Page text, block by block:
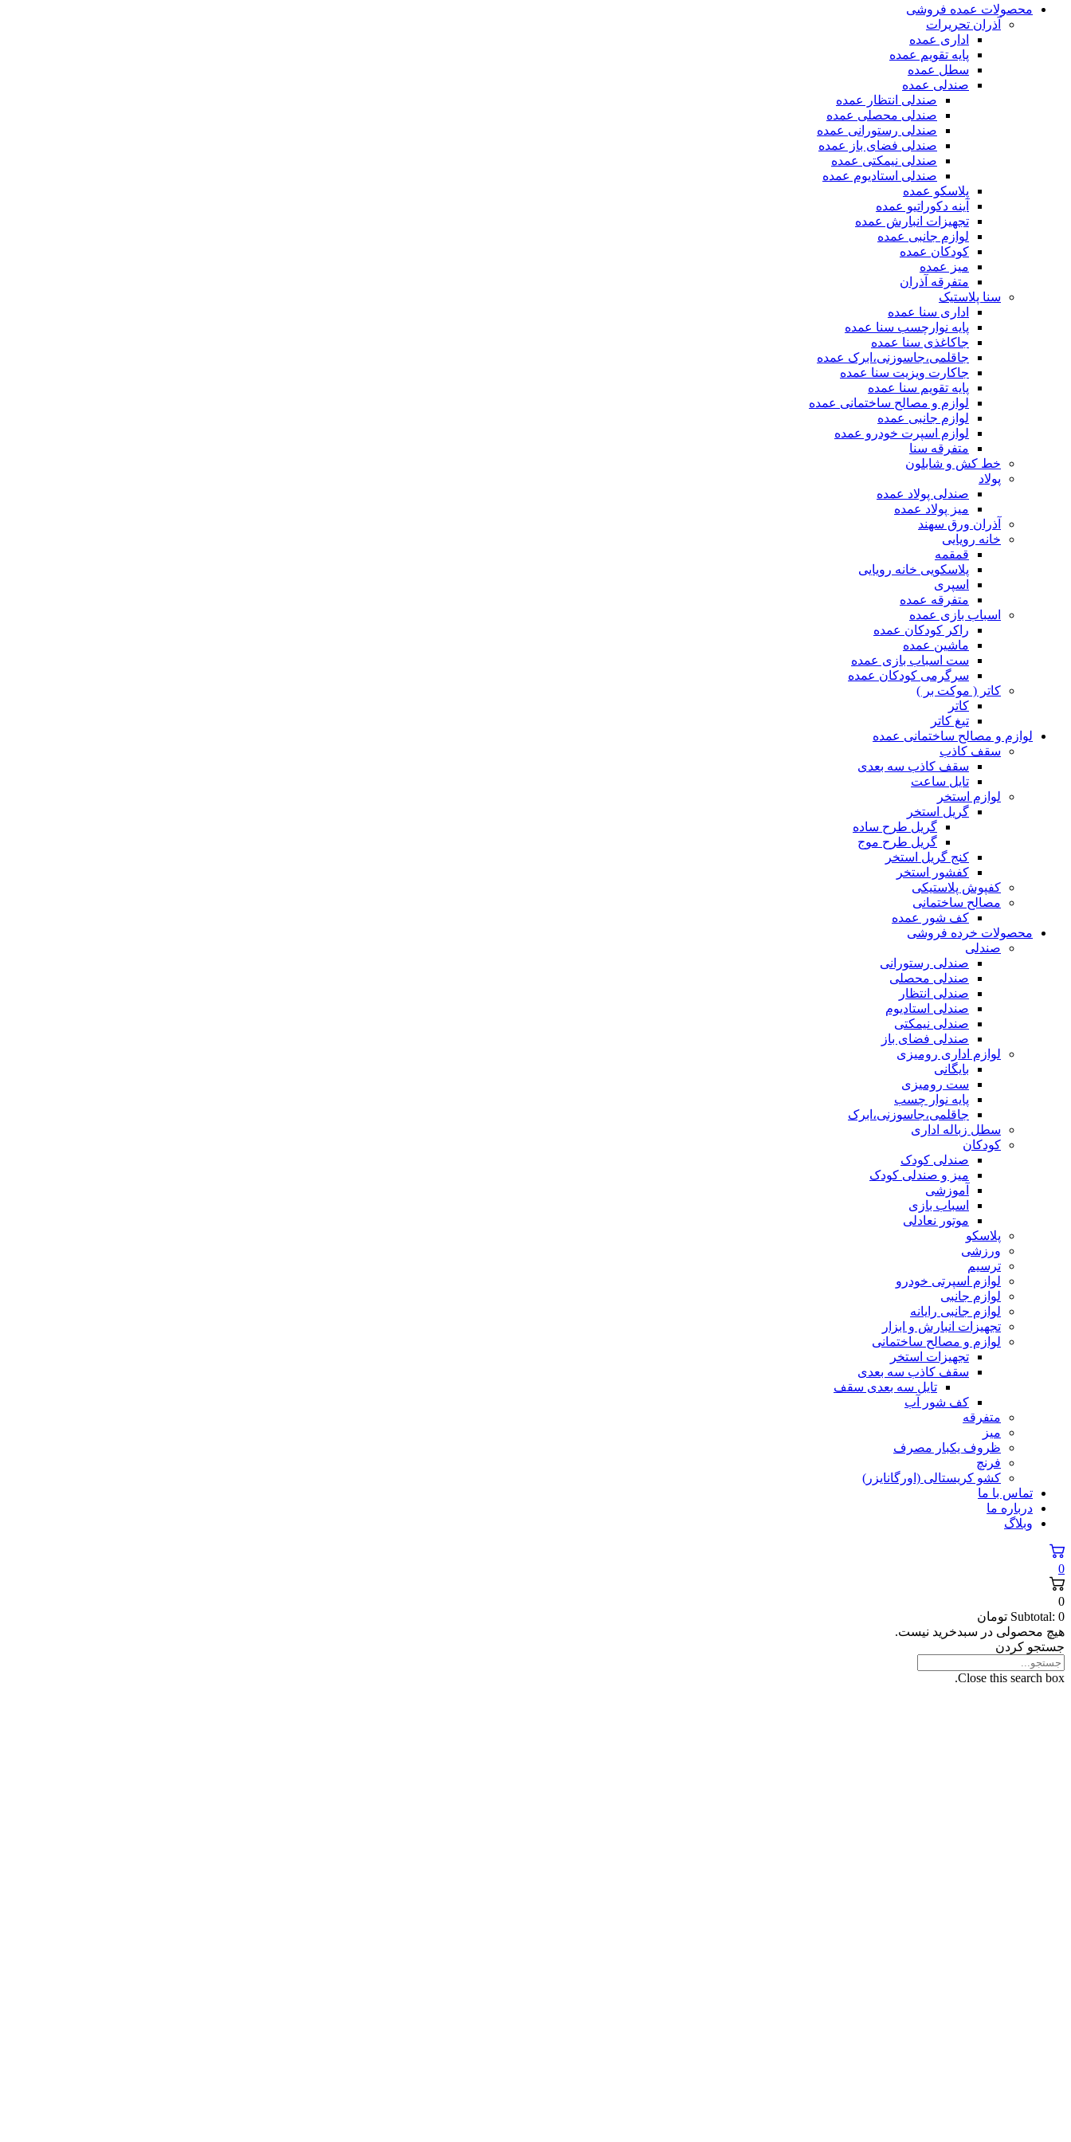
محصولات عمده فروشی
آذران تحریرات
اداری عمده
پایه تقویم عمده
سطل عمده
صندلی عمده
صندلی انتظار عمده
صندلی محصلی عمده
صندلی رستورانی عمده
صندلی فضای باز عمده
صندلی نیمکتی عمده
صندلی استادیوم عمده
پلاسکو عمده
آینه دکوراتیو عمده
تجهیزات انبارش عمده
لوازم جانبی عمده
کودکان عمده
میز عمده
متفرقه آذران
سنا پلاستیک
اداری سنا عمده
پایه نوارچسب سنا عمده
جاکاغذی سنا عمده
جاقلمی،جاسوزنی،ابرک عمده
جاکارت ویزیت سنا عمده
پایه تقویم سنا عمده
لوازم و مصالح ساختمانی عمده
لوازم جانبی عمده
لوازم اسپرت خودرو عمده
متفرقه سنا
خط کش و شابلون
پولاد
صندلی پولاد عمده
میز پولاد عمده
آذران ورق سهند
خانه رویایی
قمقمه
پلاسکویی خانه رویایی
اسپری
متفرقه عمده
اسباب بازی عمده
راکر کودکان عمده
ماشین عمده
ست اسباب بازی عمده
سرگرمی کودکان عمده
کاتر ( موکت بر )
کاتر
تیغ کاتر
لوازم و مصالح ساختمانی عمده
سقف کاذب
سقف کاذب سه بعدی
تایل ساعت
لوازم استخر
گریل استخر
گریل طرح ساده
گریل طرح موج
کنج گریل استخر
کفشور استخر
کفپوش پلاستیکی
مصالح ساختمانی
کف شور عمده
محصولات خرده فروشی
صندلی
صندلی رستورانی
صندلی محصلی
صندلی انتظار
صندلی استادیوم
صندلی نیمکتی
صندلی فضای باز
لوازم اداری رومیزی
بایگانی
ست رومیزی
پایه نوار چسب
جاقلمی،جاسوزنی،ابرک
سطل زباله اداری
کودکان
صندلی کودک
میز و صندلی کودک
آموزشی
اسباب بازی
موتور نعادلی
پلاسکو
ورزشی
ترسیم
لوازم اسپرتی خودرو
لوازم جانبی
لوازم جانبی رایانه
تجهیزات انبارش و ابزار
لوازم و مصالح ساختمانی
تجهیزات استخر
سقف کاذب سه بعدی
تایل سه بعدی سقف
کف شور آب
متفرقه
میز
ظروف یکبار مصرف
فرنچ
کشو کریستالی (اورگانایزر)
تماس با ما
درباره ما
وبلاگ
0
0
Subtotal: 0
تومان
هیچ محصولی در سبدخرید نیست.
جستجو کردن
Close this search box.